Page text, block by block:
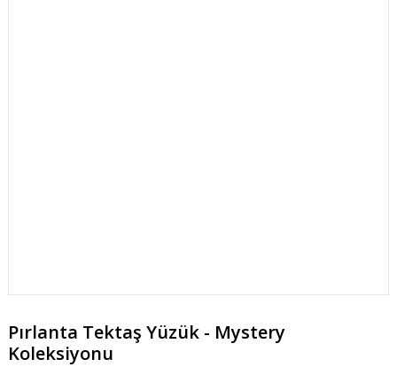
Pırlanta Tektaş Yüzük - Mystery
Koleksiyonu